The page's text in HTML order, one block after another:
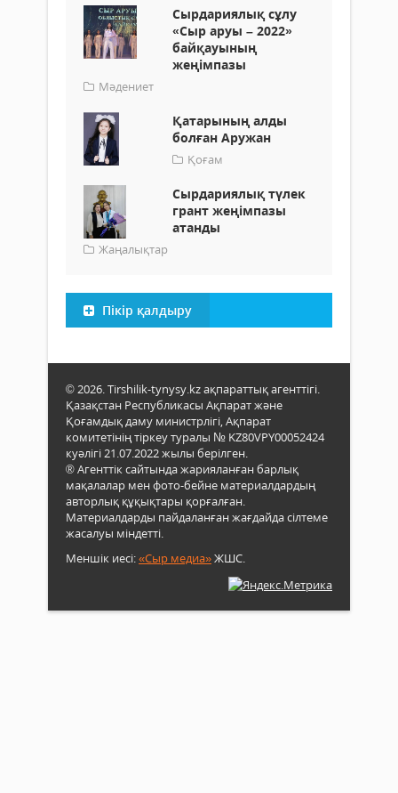
Сырдариялық сұлу
«Сыр аруы – 2022»
байқауының
жеңімпазы
Мәдениет
Қатарының алды
болған Аружан
Қоғам
Сырдариялық түлек
грант жеңімпазы
атанды
Жаңалықтар
Пікір қалдыру
© 2026. Tirshilik-tynysy.kz ақпараттық агенттігі.
Қазақстан Республикасы Ақпарат және
Қоғамдық даму министрлігі, Ақпарат
комитетінің тіркеу туралы № KZ80VPY00052424
куәлігі 21.07.2022 жылы берілген.
® Агенттік сайтында жарияланған барлық
мақалалар мен фото-бейне материалдардың
авторлық құқықтары қорғалған.
Материалдарды пайдаланған жағдайда сілтеме
жасалуы міндетті.
Меншік иесі:«Сыр медиа»ЖШС.